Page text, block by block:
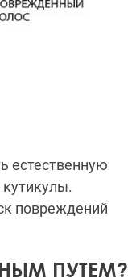
естественную
повреждений
ПУТЕМ?